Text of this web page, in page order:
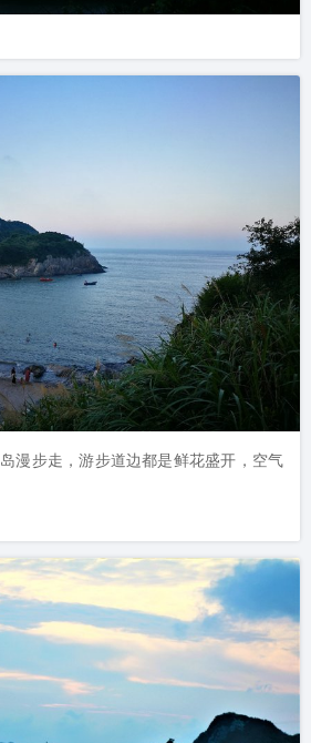
漫步走，游步道边都是鲜花盛开，空气